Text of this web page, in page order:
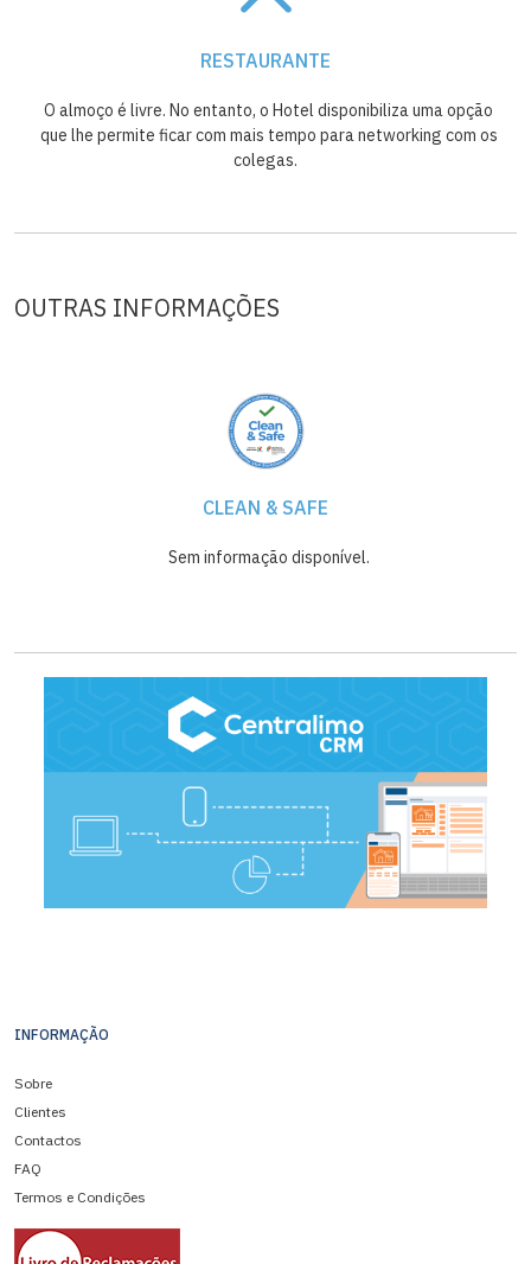
RESTAURANTE
O almoço é livre. No entanto, o Hotel disponibiliza uma opção
que lhe permite ficar com mais tempo para networking com os
colegas.
OUTRAS INFORMAÇÕES
CLEAN & SAFE
Sem informação disponível.
INFORMAÇÃO
Sobre
Clientes
Contactos
FAQ
Termos e Condições